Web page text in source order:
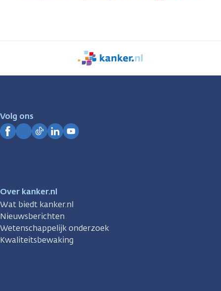
We
zijn
Volg ons
Over kanker.nl
Wat biedt kanker.nl
Nieuwsberichten
Wetenschappelijk onderzoek
Kwaliteitsbewaking